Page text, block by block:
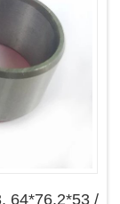
64*76.2*53 /